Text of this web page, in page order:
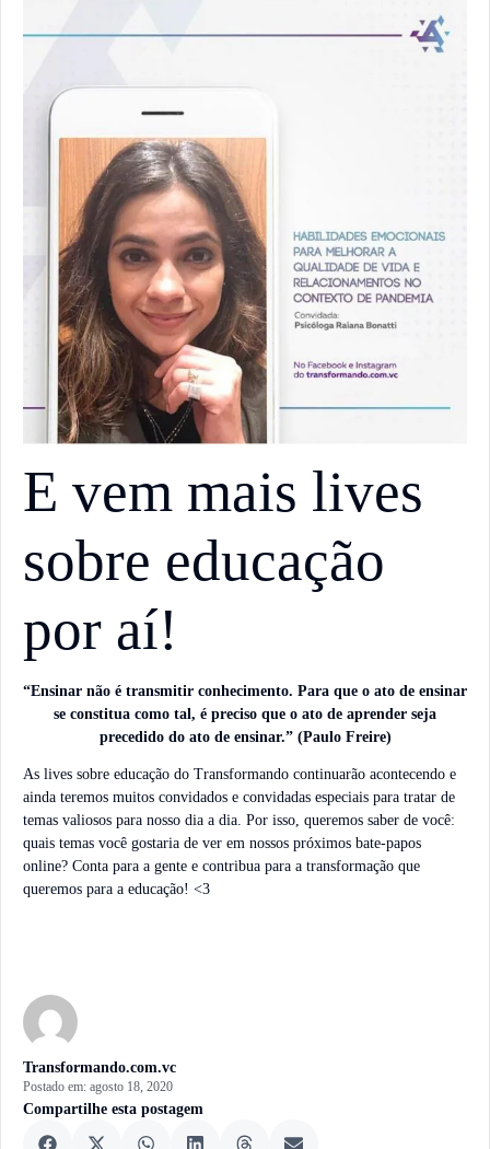
Transformando.com.vc
Postado em: agosto 18, 2020
Compartilhe esta postagem
E vem mais lives
sobre educação
por aí!
“Ensinar não é transmitir conhecimento. Para que o ato de ensinar
se constitua como tal, é preciso que o ato de aprender seja
precedido do ato de ensinar.” (Paulo Freire)
As lives sobre educação do Transformando continuarão acontecendo e
ainda teremos muitos convidados e convidadas especiais para tratar de
temas valiosos para nosso dia a dia. Por isso, queremos saber de você:
quais temas você gostaria de ver em nossos próximos bate-papos
online? Conta para a gente e contribua para a transformação que
queremos para a educação! <3